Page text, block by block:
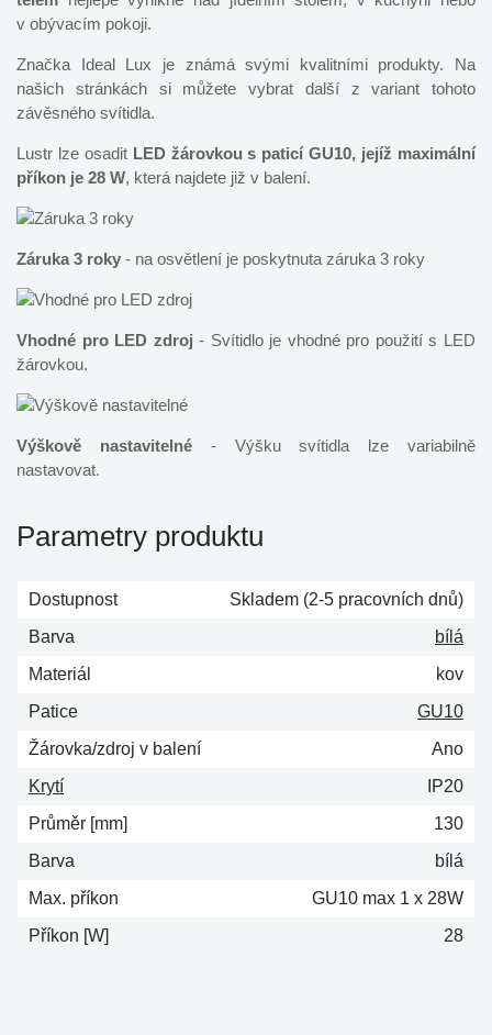
v obývacím pokoji.
Značka Ideal Lux je známá svými kvalitními produkty. Na
našich stránkách si můžete vybrat další z variant tohoto
závěsného svítidla.
Lustr lze osadit LED žárovkou s paticí GU10, jejíž maximální
příkon je 28 W, která najdete již v balení.
Záruka 3 roky - na osvětlení je poskytnuta záruka 3 roky
Vhodné pro LED zdroj - Svítidlo je vhodné pro použití s LED
žárovkou.
Výškově nastavitelné- Výšku svítidla lze variabilně
nastavovat.
Parametry produktu
Dostupnost
Skladem (2-5 pracovních dnů)
Barva
bílá
Materiál
kov
Patice
GU10
Žárovka/zdroj v balení
Ano
Krytí
IP20
Průměr [mm]
130
Barva
bílá
Max. příkon
GU10 max 1 x 28W
Příkon [W]
28